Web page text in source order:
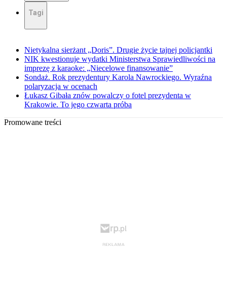
Tagi
Nietykalna sierżant „Doris”. Drugie życie tajnej policjantki
NIK kwestionuje wydatki Ministerstwa Sprawiedliwości na
imprezę z karaoke: „Niecelowe finansowanie”
Sondaż. Rok prezydentury Karola Nawrockiego. Wyraźna
polaryzacja w ocenach
Łukasz Gibała znów powalczy o fotel prezydenta w
Krakowie. To jego czwarta próba
Promowane treści